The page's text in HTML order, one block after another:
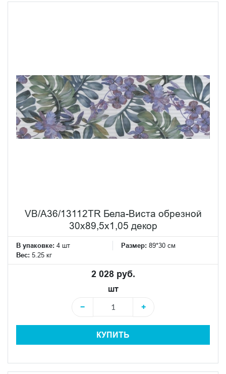
VB/A36/13112TR Бела-Виста обрезной
30x89,5x1,05 декор
В упаковке: 4 шт Размер: 89*30 см
Вес: 5.25 кг
2 028 руб.
шт
−
+
КУПИТЬ